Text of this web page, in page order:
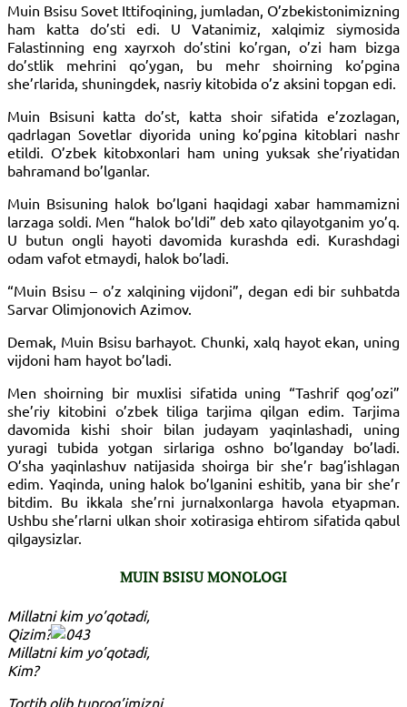
Muin Bsisu Sovet Ittifoqining, jumladan, O’zbekistonimizning
ham katta do’sti edi. U Vatanimiz, xalqimiz siymosida
Falastinning eng xayrxoh do’stini ko’rgan, o’zi ham bizga
do’stlik mehrini qo’ygan, bu mehr shoirning ko’pgina
she’rlarida, shuningdek, nasriy kitobida o’z aksini topgan edi.
Muin Bsisuni katta do’st, katta shoir sifatida e’zozlagan,
qadrlagan Sovetlar diyorida uning ko’pgina kitoblari nashr
etildi. O’zbek kitobxonlari ham uning yuksak she’riyatidan
bahramand bo’lganlar.
Muin Bsisuning halok bo’lgani haqidagi xabar hammamizni
larzaga soldi. Men “halok bo’ldi” deb xato qilayotganim yo’q.
U butun ongli hayoti davomida kurashda edi. Kurashdagi
odam vafot etmaydi, halok bo’ladi.
“Muin Bsisu – o’z xalqining vijdoni”, degan edi bir suhbatda
Sarvar Olimjonovich Azimov.
Demak, Muin Bsisu barhayot. Chunki, xalq hayot ekan, uning
vijdoni ham hayot bo’ladi.
Men shoirning bir muxlisi sifatida uning “Tashrif qog’ozi”
she’riy kitobini o’zbek tiliga tarjima qilgan edim. Tarjima
davomida kishi shoir bilan judayam yaqinlashadi, uning
yuragi tubida yotgan sirlariga oshno bo’lganday bo’ladi.
O’sha yaqinlashuv natijasida shoirga bir she’r bag’ishlagan
edim. Yaqinda, uning halok bo’lganini eshitib, yana bir she’r
bitdim. Bu ikkala she’rni jurnalxonlarga havola etyapman.
Ushbu she’rlarni ulkan shoir xotirasiga ehtirom sifatida qabul
qilgaysizlar.
MUIN BSISU MONOLOGI
Millatni kim yo’qotadi,
Qizim?
Millatni kim yo’qotadi,
Kim?
Tortib olib tuprog’imizni,